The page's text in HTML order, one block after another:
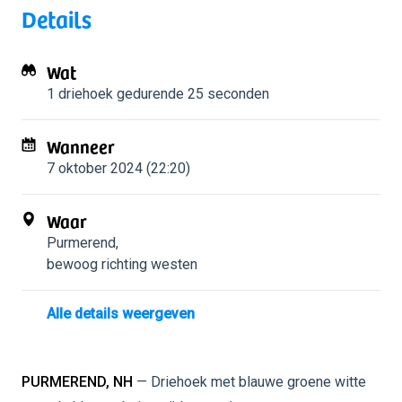
Details
Wat
1 driehoek gedurende 25 seconden
Wanneer
7 oktober 2024 (22:20)
Waar
Purmerend,
bewoog richting westen
Alle details weergeven
PURMEREND, NH — Driehoek met blauwe groene witte